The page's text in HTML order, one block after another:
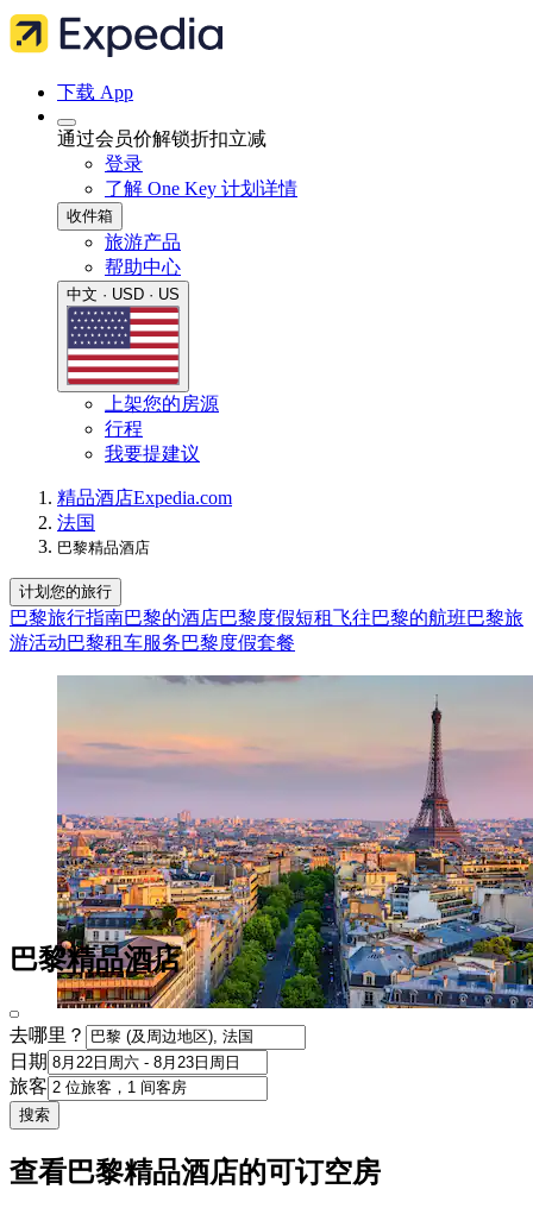
下载 App
通过会员价解锁折扣立减
登录
了解 One Key 计划详情
收件箱
旅游产品
帮助中心
中文 · USD · US
上架您的房源
行程
我要提建议
精品酒店Expedia.com
法国
巴黎精品酒店​
计划您的旅行
巴黎旅行指南巴黎的酒店巴黎度假短租飞往巴黎的航班巴黎旅
游活动巴黎租车服务巴黎度假套餐
巴黎精品酒店
去哪里？
日期
旅客
搜索
查看巴黎精品酒店的可订空房